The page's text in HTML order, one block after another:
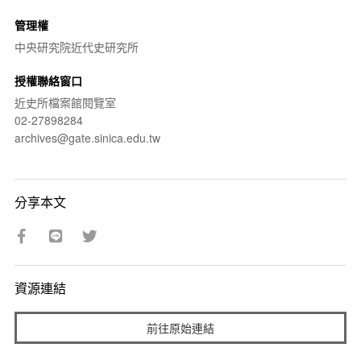
管理權
中央研究院近代史研究所
授權聯絡窗口
近史所檔案館閱覽室
02-27898284
archives@gate.sinica.edu.tw
分享本文
資源連結
前往原始連結